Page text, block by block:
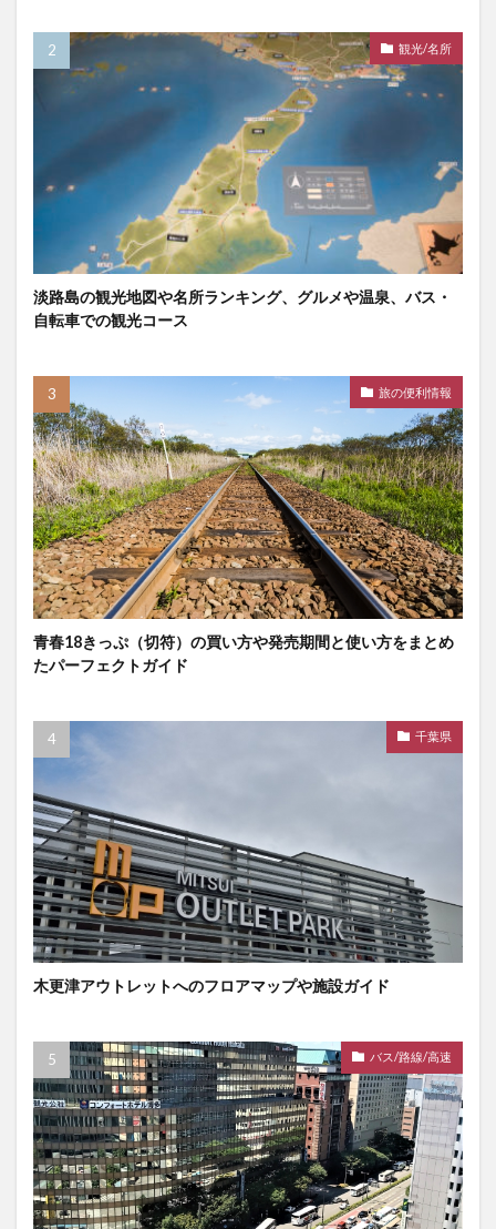
観光/名所
淡路島の観光地図や名所ランキング、グルメや温泉、バス・
自転車での観光コース
旅の便利情報
青春18きっぷ（切符）の買い方や発売期間と使い方をまとめ
たパーフェクトガイド
千葉県
木更津アウトレットへのフロアマップや施設ガイド
バス/路線/高速